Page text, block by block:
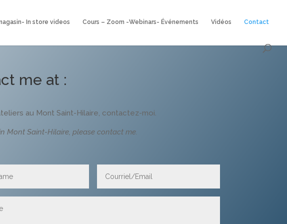
In store videos Cours – Zoom -Webinars- Événements Vidéos Contact
me at :
au Mont Saint-Hilaire, contactez-moi.
Mont Saint-Hilaire, please contact me.